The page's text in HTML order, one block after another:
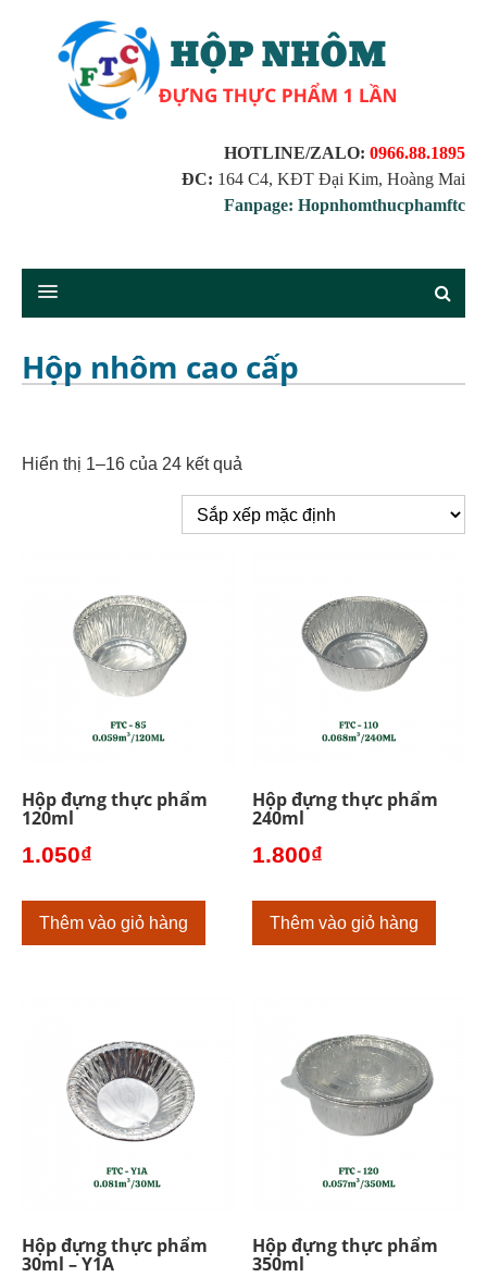
HOTLINE/ZALO: 0966.88.1895
ĐC: 164 C4, KĐT Đại Kim, Hoàng Mai
Fanpage: Hopnhomthucphamftc
Hộp nhôm cao cấp
Hiển thị 1–16 của 24 kết quả
Hộp đựng thực phẩm
120ml
1.050₫
Thêm vào giỏ hàng
Hộp đựng thực phẩm
240ml
1.800₫
Thêm vào giỏ hàng
Hộp đựng thực phẩm
30ml – Y1A
Hộp đựng thực phẩm
350ml